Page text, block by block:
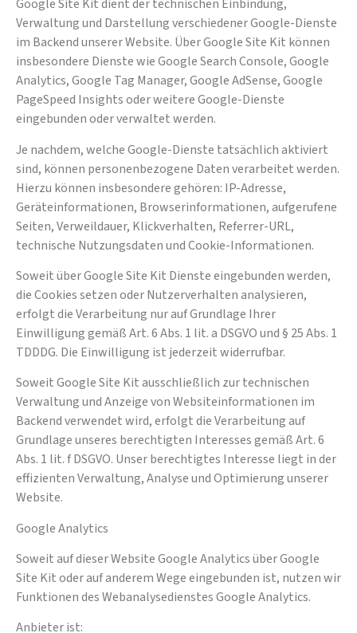
Google Site Kit dient der technischen Einbindung,
Verwaltung und Darstellung verschiedener Google-Dienste
im Backend unserer Website. Über Google Site Kit können
insbesondere Dienste wie Google Search Console, Google
Analytics, Google Tag Manager, Google AdSense, Google
PageSpeed Insights oder weitere Google-Dienste
eingebunden oder verwaltet werden.
Je nachdem, welche Google-Dienste tatsächlich aktiviert
sind, können personenbezogene Daten verarbeitet werden.
Hierzu können insbesondere gehören: IP-Adresse,
Geräteinformationen, Browserinformationen, aufgerufene
Seiten, Verweildauer, Klickverhalten, Referrer-URL,
technische Nutzungsdaten und Cookie-Informationen.
Soweit über Google Site Kit Dienste eingebunden werden,
die Cookies setzen oder Nutzerverhalten analysieren,
erfolgt die Verarbeitung nur auf Grundlage Ihrer
Einwilligung gemäß Art. 6 Abs. 1 lit. a DSGVO und § 25 Abs. 1
TDDDG. Die Einwilligung ist jederzeit widerrufbar.
Soweit Google Site Kit ausschließlich zur technischen
Verwaltung und Anzeige von Websiteinformationen im
Backend verwendet wird, erfolgt die Verarbeitung auf
Grundlage unseres berechtigten Interesses gemäß Art. 6
Abs. 1 lit. f DSGVO. Unser berechtigtes Interesse liegt in der
effizienten Verwaltung, Analyse und Optimierung unserer
Website.
Google Analytics
Soweit auf dieser Website Google Analytics über Google
Site Kit oder auf anderem Wege eingebunden ist, nutzen wir
Funktionen des Webanalysedienstes Google Analytics.
Anbieter ist: